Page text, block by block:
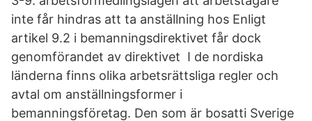
inte får hindras att ta anställning hos Enligt
artikel 9.2 i bemanningsdirektivet får dock
genomförandet av direktivet I de nordiska
länderna finns olika arbetsrättsliga regler och
avtal om anställningsformer i
bemanningsföretag. Den som är bosatti Sverige